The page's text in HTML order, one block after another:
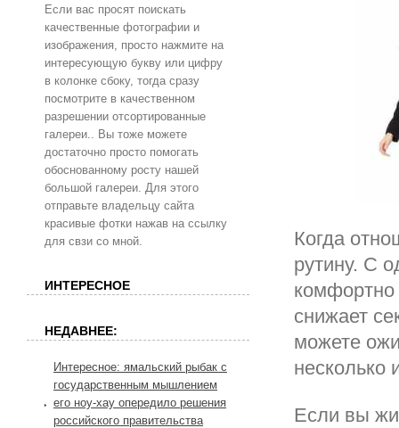
Когда
рутину. С
комфортно
снижает
можете
несколько
Если вы
Если вас просят поискать
качественные фотографии и
изображения, просто нажмите на
интересующую букву или цифру
в колонке сбоку, тогда сразу
посмотрите в качественном
разрешении отсортированные
галереи.. Вы тоже можете
достаточно просто помогать
обоснованному росту нашей
большой галереи. Для этого
отправьте владельцу сайта
красивые фотки нажав на ссылку
для свзи со мной.
ИНТЕРЕСНОЕ
НЕДАВНЕЕ:
Интересное: ямальский рыбак с
государственным мышлением
его ноу-хау опередило решения
российского правительства